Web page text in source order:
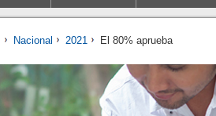
Nacional 2021 El 80% aprueba